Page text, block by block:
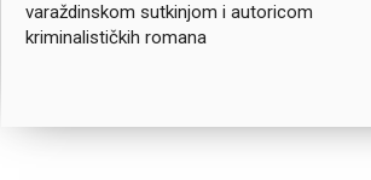
varaždinskom sutkinjom i autoricom
kriminalističkih romana